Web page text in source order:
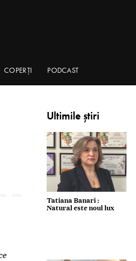
COPERȚI PODCAST
Ultimile știri
Tatiana Banari :
Natural este noul lux